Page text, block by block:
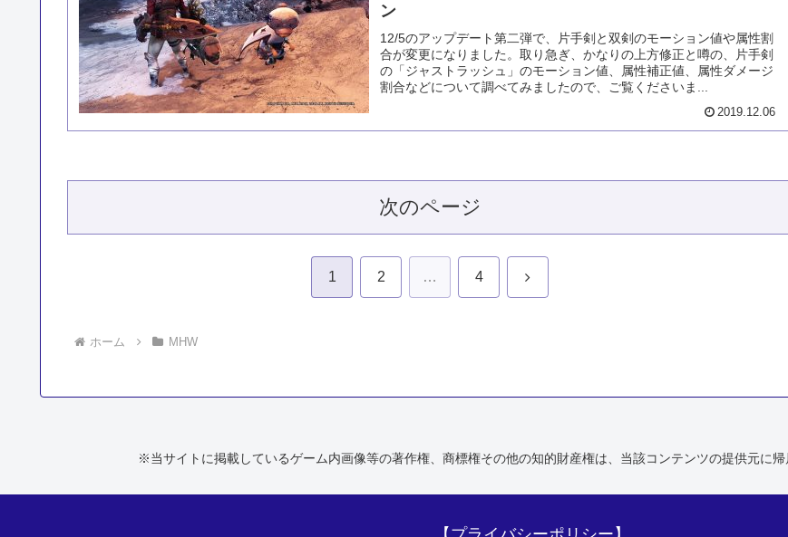
ン
12/5のアップデート第二弾で、片手剣と双剣のモーション値や属性割
合が変更になりました。取り急ぎ、かなりの上方修正と噂の、片手剣
の「ジャストラッシュ」のモーション値、属性補正値、属性ダメージ
割合などについて調べてみましたので、ご覧くださいま...
2019.12.06
次のページ
1 2 … 4 次
ホーム MHW
※当サイトに掲載しているゲーム内画像等の著作権、商標権その他の知的財産権は、当該コンテンツの提供元に帰